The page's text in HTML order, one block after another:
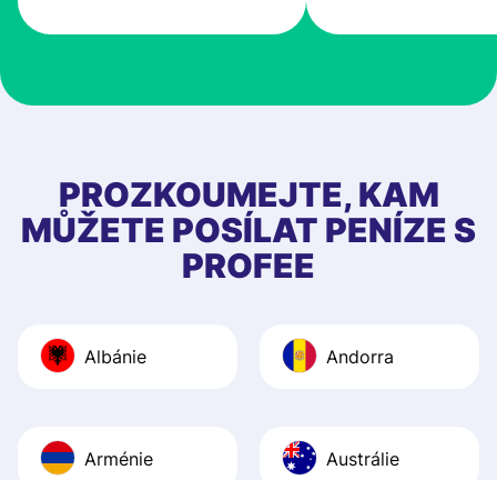
at Profee is very
first started
app, and they
quick to provide
Recommend it!
PROZKOUMEJTE, KAM
MŮŽETE POSÍLAT PENÍZE S
PROFEE
Albánie Andorra
Arménie Austrálie